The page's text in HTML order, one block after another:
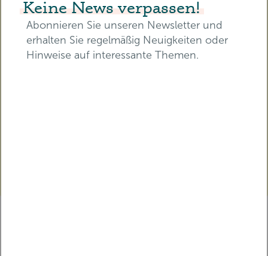
Fragen, tauschen Sie sich aus.
BILDEN SIE SICH FORT
Keine News verpassen!
Abonnieren Sie unseren Newsletter und
erhalten Sie regelmäßig Neuigkeiten oder
Hinweise auf interessante Themen.